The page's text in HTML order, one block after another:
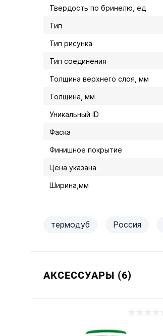
Твердость по бринелю, ед
Тип
Тип рисунка
Тип соединения
Толщина верхнего слоя, мм
Толщина, мм
Уникальный ID
Фаска
Финишное покрытие
Цена указана
Ширина,мм
термодуб Россия
АКСЕССУАРЫ (6)